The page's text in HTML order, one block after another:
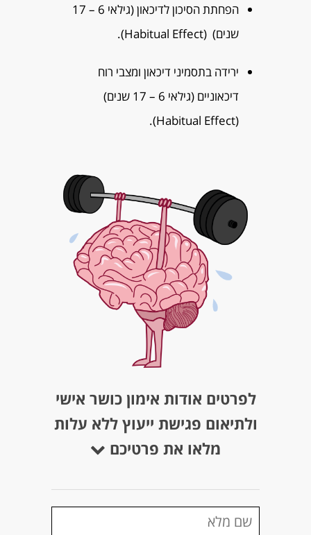
הפחתת הסיכון לדיכאון (גילאי 6 – 17
שנים) (Habitual Effect).
ירידה בתסמיני דיכאון ומצבי רוח
דיכאוניים (גילאי 6 – 17 שנים)
(Habitual Effect).
לפרטים אודות אימון כושר אישי
ולתיאום פגישת ייעוץ ללא עלות
מלאו את פרטיכם